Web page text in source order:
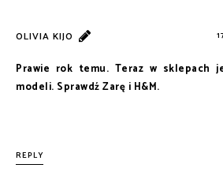
OLIVIA KIJO
Prawie rok temu. Teraz w sklepach
modeli. Sprawdź Zarę i H&M.
REPLY